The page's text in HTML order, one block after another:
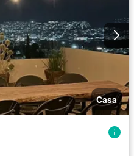
Casa